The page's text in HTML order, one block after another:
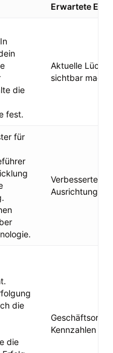
Erwartete
die
fest.
Aktuelle
sichtbar
für
Verbesserte
Ausrichtung
die
die
Kennzahlen